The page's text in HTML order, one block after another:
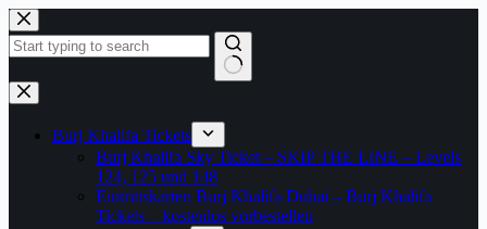
Zum
Inhalt
springen
Keine
Ergebnisse
Burj Khalifa Tickets
Burj Khalifa Sky Ticket – SKIP THE LINE – Levels
124, 125 und 148
Eintrittskarten Burj Khalifa Dubai – Burj Khalifa
Tickets – kostenlos vorbestellen